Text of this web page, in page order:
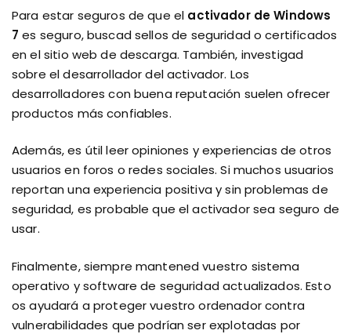
Para estar seguros de que el activador de Windows
7 es seguro, buscad sellos de seguridad o certificados
en el sitio web de descarga. También, investigad
sobre el desarrollador del activador. Los
desarrolladores con buena reputación suelen ofrecer
productos más confiables.
Además, es útil leer opiniones y experiencias de otros
usuarios en foros o redes sociales. Si muchos usuarios
reportan una experiencia positiva y sin problemas de
seguridad, es probable que el activador sea seguro de
usar.
Finalmente, siempre mantened vuestro sistema
operativo y software de seguridad actualizados. Esto
os ayudará a proteger vuestro ordenador contra
vulnerabilidades que podrían ser explotadas por